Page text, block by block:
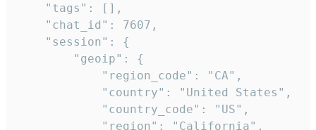
    "tags": [],
    "chat_id": 7607,
    "session": {
        "geoip": {
            "region_code": "CA",
            "country": "United States",
            "country_code": "US",
            "region": "California",